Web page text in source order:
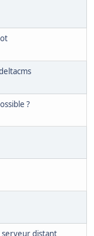
?
serveur distant